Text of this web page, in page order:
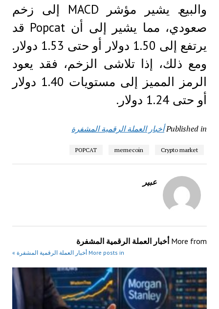
والبيع. يشير مؤشر MACD إلى زخم
صعودي، مما يشير إلى أن Popcat قد
يرتفع إلى 1.50 دولار أو حتى 1.53 دولار.
ومع ذلك، إذا تلاشى الزخم، فقد يعود
الرمز المميز إلى مستويات 1.40 دولار
أو حتى 1.24 دولار.
Published inأخبار العملة الرقمية المشفرة
Crypto market
memecoin
POPCAT
عبير
More from أخبار العملة الرقمية المشفرة
More posts in أخبار العملة الرقمية المشفرة »